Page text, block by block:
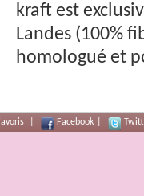
kraft est
Landes (100%
homologué et
Facebook